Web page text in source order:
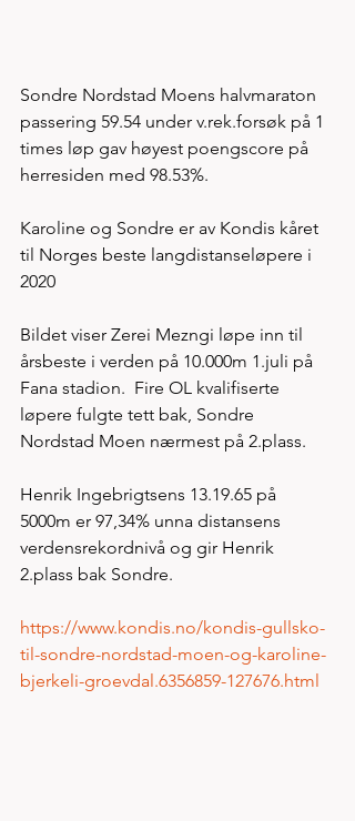
Sondre Nordstad Moens halvmaraton
passering 59.54 under v.rek.forsøk på 1
times løp gav høyest poengscore på
herresiden med 98.53%.
Karoline og Sondre er av Kondis kåret
til Norges beste langdistanseløpere i
2020
Bildet viser Zerei Mezngi løpe inn til
årsbeste i verden på 10.000m 1.juli på
Fana stadion.  Fire OL kvalifiserte
løpere fulgte tett bak, Sondre
Nordstad Moen nærmest på 2.plass.
Henrik Ingebrigtsens 13.19.65 på
5000m er 97,34% unna distansens
verdensrekordnivå og gir Henrik
2.plass bak Sondre.
https://www.kondis.no/kondis-gullsko-
til-sondre-nordstad-moen-og-karoline-
bjerkeli-groevdal.6356859-127676.html